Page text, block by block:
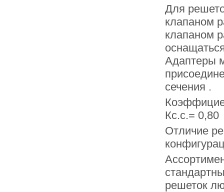
Для
клапаном
клапаном
Адаптеры
сечения .
Кс.с.= 0,80
Отличие
решеток